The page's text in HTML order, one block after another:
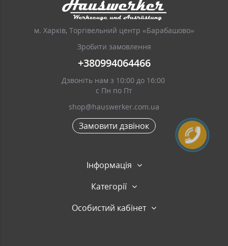
м. Харків, Торгівельний центр «Барабашово»
Зробити замовлення
+380994064466
Дзвоніть нам з 10:00 до 16:00
с Пн по Пт
shop@hauswerker.com.ua
Замовити дзвінок
Інформація
Категорії
Особистий кабінет